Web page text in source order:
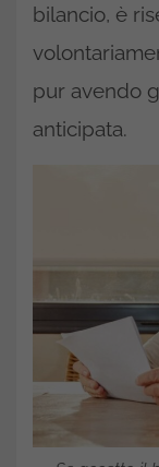
bilancio, è
pur avendo
anticipata.